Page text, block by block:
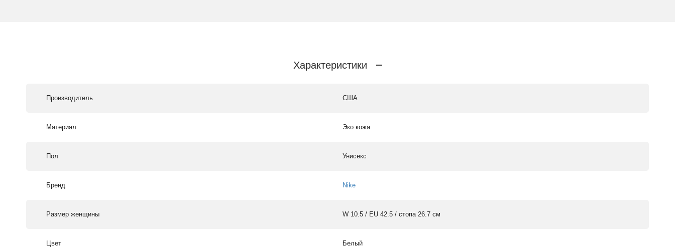
Характеристики
Производитель США
Материал Эко кожа
Пол Унисекс
Бренд Nike
Размер женщины W 10.5 / EU 42.5 / стопа 26.7 см
Цвет Белый